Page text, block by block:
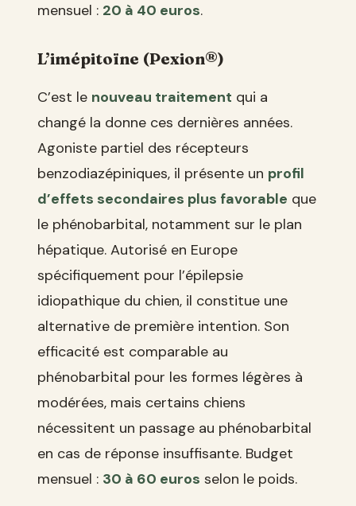
mensuel : 20 à 40 euros.
L’imépitoïne (Pexion®)
C’est le nouveau traitement qui a
changé la donne ces dernières années.
Agoniste partiel des récepteurs
benzodiazépiniques, il présente un profil
d’effets secondaires plus favorable que
le phénobarbital, notamment sur le plan
hépatique. Autorisé en Europe
spécifiquement pour l’épilepsie
idiopathique du chien, il constitue une
alternative de première intention. Son
efficacité est comparable au
phénobarbital pour les formes légères à
modérées, mais certains chiens
nécessitent un passage au phénobarbital
en cas de réponse insuffisante. Budget
mensuel : 30 à 60 euros selon le poids.